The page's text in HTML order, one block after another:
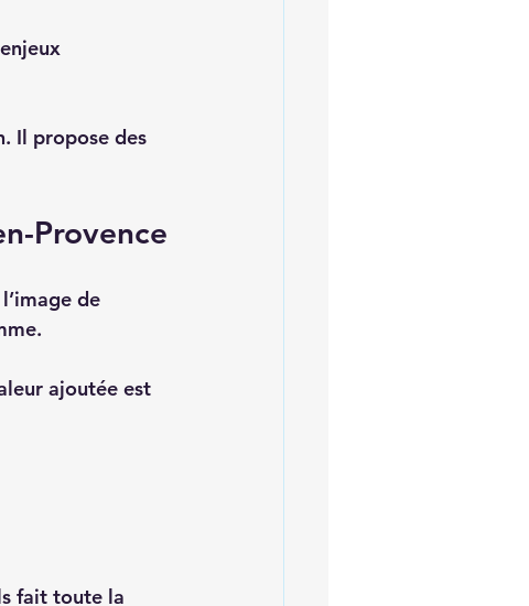
Il propose des
Provence
de
ajoutée est
fait toute la